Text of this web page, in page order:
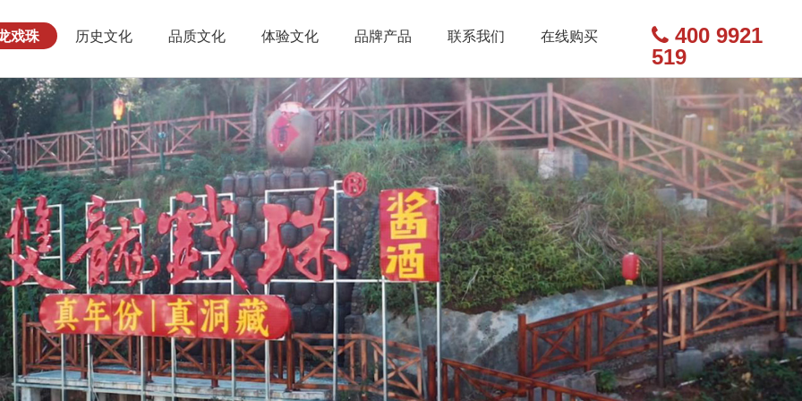
戏珠 历史文化 品质文化 体验文化 品牌产品 联系我们 在线购买
400 9921
519